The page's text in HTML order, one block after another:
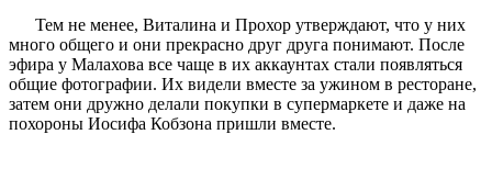
Тем не менее, Виталина и Прохор утверждают, что у них
много общего и они прекрасно друг друга понимают. После
эфира у Малахова все чаще в их аккаунтах стали появляться
общие фотографии. Их видели вместе за ужином в ресторане,
затем они дружно делали покупки в супермаркете и даже на
похороны Иосифа Кобзона пришли вместе.